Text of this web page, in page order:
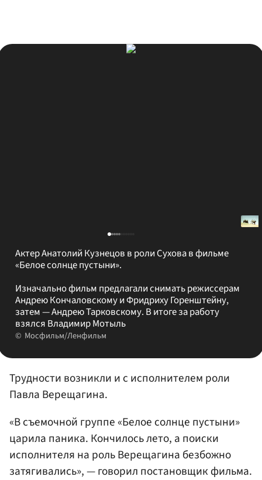
Актер Анатолий Кузнецов в роли Сухова в фильме
«Белое солнце пустыни».
Изначально фильм предлагали снимать режиссерам
Андрею Кончаловскому и Фридриху Горенштейну,
затем — Андрею Тарковскому. В итоге за работу
взялся Владимир Мотыль
Мосфильм/Ленфильм
Трудности возникли и с исполнителем роли
Павла Верещагина.
«В съемочной группе «Белое солнце пустыни»
царила паника. Кончилось лето, а поиски
исполнителя на роль Верещагина безбожно
затягивались», — говорил постановщик фильма.